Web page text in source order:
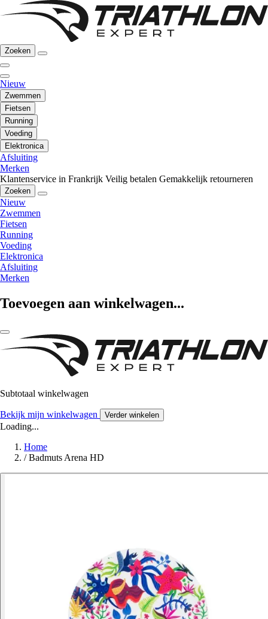
Zoeken
Nieuw
Zwemmen
Fietsen
Running
Voeding
Elektronica
Afsluiting
Merken
Klantenservice in Frankrijk Veilig betalen Gemakkelijk retourneren
Zoeken
Nieuw
Zwemmen
Fietsen
Running
Voeding
Elektronica
Afsluiting
Merken
Toevoegen aan winkelwagen...
Subtotaal winkelwagen
Bekijk mijn winkelwagen Verder winkelen
Loading...
Home
/ Badmuts Arena HD